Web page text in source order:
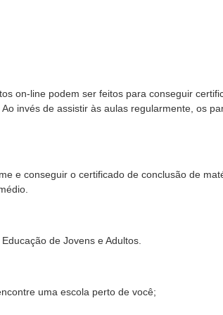
on-line podem ser feitos para conseguir
invés de assistir às aulas regularmente, os
e conseguir o certificado de conclusão de
de Jovens e Adultos.
uma escola perto de você;